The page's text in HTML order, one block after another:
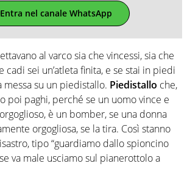
Entra nel canale WhatsApp
al varco sia che vincessi, sia che
cadi sei un’atleta finita, e se stai in piedi
su un piedistallo. Piedistallo che,
poi paghi, perché se un uomo vince e
è un bomber, se una donna
orgogliosa, se la tira. Così stanno
tipo “guardiamo dallo spioncino
va male usciamo sul pianerottolo a